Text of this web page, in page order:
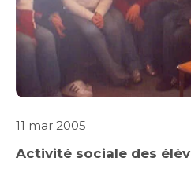
11 mar 2005
Activité sociale des